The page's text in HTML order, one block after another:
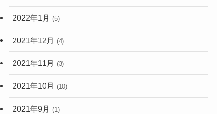
2022年1月 (5)
2021年12月 (4)
2021年11月 (3)
2021年10月 (10)
2021年9月 (1)